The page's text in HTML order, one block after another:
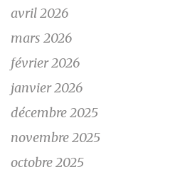
avril 2026
mars 2026
février 2026
janvier 2026
décembre 2025
novembre 2025
octobre 2025